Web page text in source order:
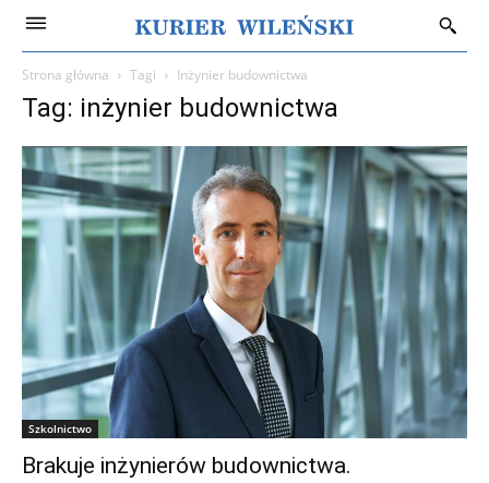
Strona główna Tagi Inżynier budownictwa
Tag: inżynier budownictwa
Szkolnictwo
Brakuje inżynierów budownictwa.